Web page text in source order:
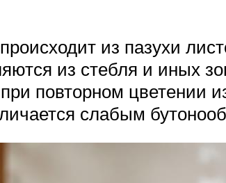
из пазухи
из стебля и иных
повторном цветении
слабым